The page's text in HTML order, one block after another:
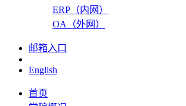
ERP（内网）
OA（外网）
邮箱入口
English
首页